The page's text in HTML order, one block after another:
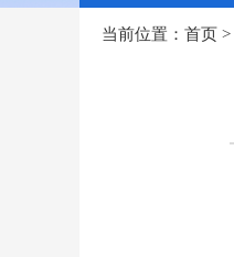
当前位置： 首页 >